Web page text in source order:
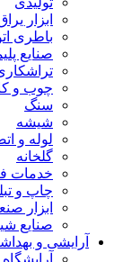
ابزار یراق
باطری
صنایع
تراشکاری
چوب و
سنگ
شیشه
لوله و
گلخانه
خدمات
چاپ و
ابزار
صنایع
آرایشی و